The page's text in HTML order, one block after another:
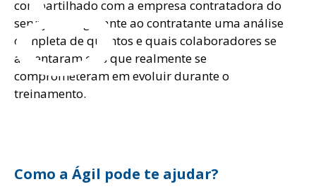
compartilhado com a empresa contratadora do
serviço. Isso garante ao contratante uma análise
completa de quantos e quais colaboradores se
ausentaram e os que realmente se
comprometeram em evoluir durante o
treinamento.
Como a Ágil pode te ajudar?